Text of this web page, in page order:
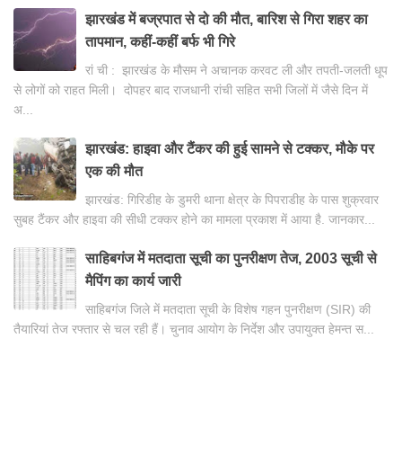
झारखंड में बज्रपात से दो की मौत, बारिश से गिरा शहर का
तापमान, कहीं-कहीं बर्फ भी गिरे
रां ची : झारखंड के मौसम ने अचानक करवट ली और तपती-जलती धूप
से लोगों को राहत मिली। दोपहर बाद राजधानी रांची सहित सभी जिलों में जैसे दिन में
अ...
झारखंड: हाइवा और टैंकर की हुई सामने से टक्कर, मौके पर
एक की मौत
झारखंड: गिरिडीह के डुमरी थाना क्षेत्र के पिपराडीह के पास शुक्रवार
सुबह टैंकर और हाइवा की सीधी टक्कर होने का मामला प्रकाश में आया है. जानकार...
साहिबगंज में मतदाता सूची का पुनरीक्षण तेज, 2003 सूची से
मैपिंग का कार्य जारी
साहिबगंज जिले में मतदाता सूची के विशेष गहन पुनरीक्षण (SIR) की
तैयारियां तेज रफ्तार से चल रही हैं। चुनाव आयोग के निर्देश और उपायुक्त हेमन्त स...